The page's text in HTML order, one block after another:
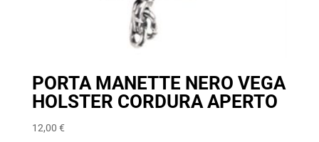
PORTA MANETTE NERO VEGA
HOLSTER CORDURA APERTO
12,00 €